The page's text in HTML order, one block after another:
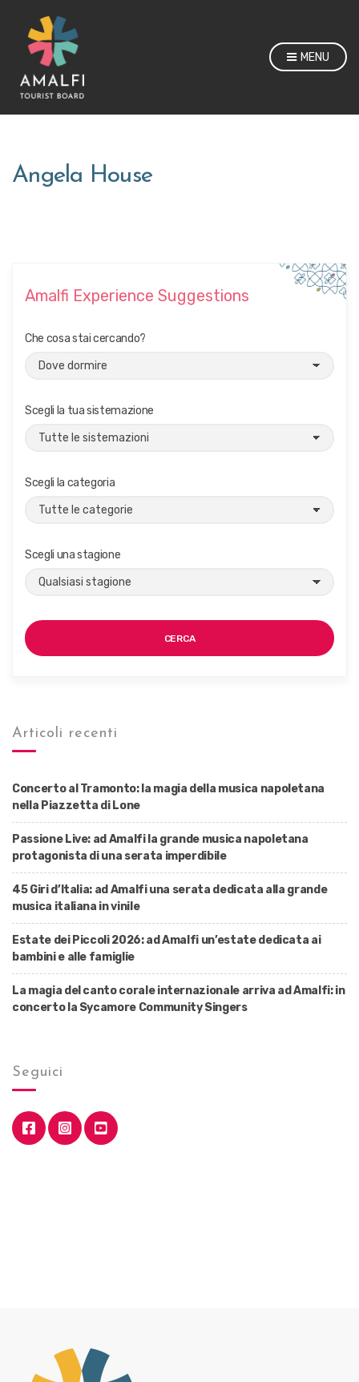
MENU
Angela House
Amalfi Experience Suggestions
Che cosa stai cercando?
Scegli la tua sistemazione
Scegli la categoria
Scegli una stagione
CERCA
Articoli recenti
Concerto al Tramonto: la magia della musica napoletana
nella Piazzetta di Lone
Passione Live: ad Amalfi la grande musica napoletana
protagonista di una serata imperdibile
45 Giri d’Italia: ad Amalfi una serata dedicata alla grande
musica italiana in vinile
Estate dei Piccoli 2026: ad Amalfi un’estate dedicata ai
bambini e alle famiglie
La magia del canto corale internazionale arriva ad Amalfi: in
concerto la Sycamore Community Singers
Seguici